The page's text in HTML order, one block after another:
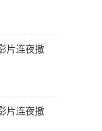
片连夜撤
片连夜撤